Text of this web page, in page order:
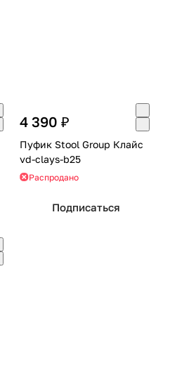
4 390 ₽
Пуфик Stool Group Клайс
vd-clays-b25
Распродано
Подписаться